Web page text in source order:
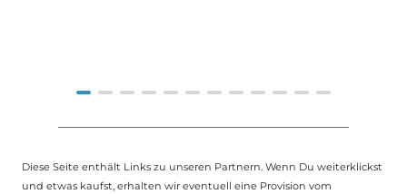
12
Diese Seite enthält Links zu unseren Partnern. Wenn Du weiterklickst
und etwas kaufst, erhalten wir eventuell eine Provision vom